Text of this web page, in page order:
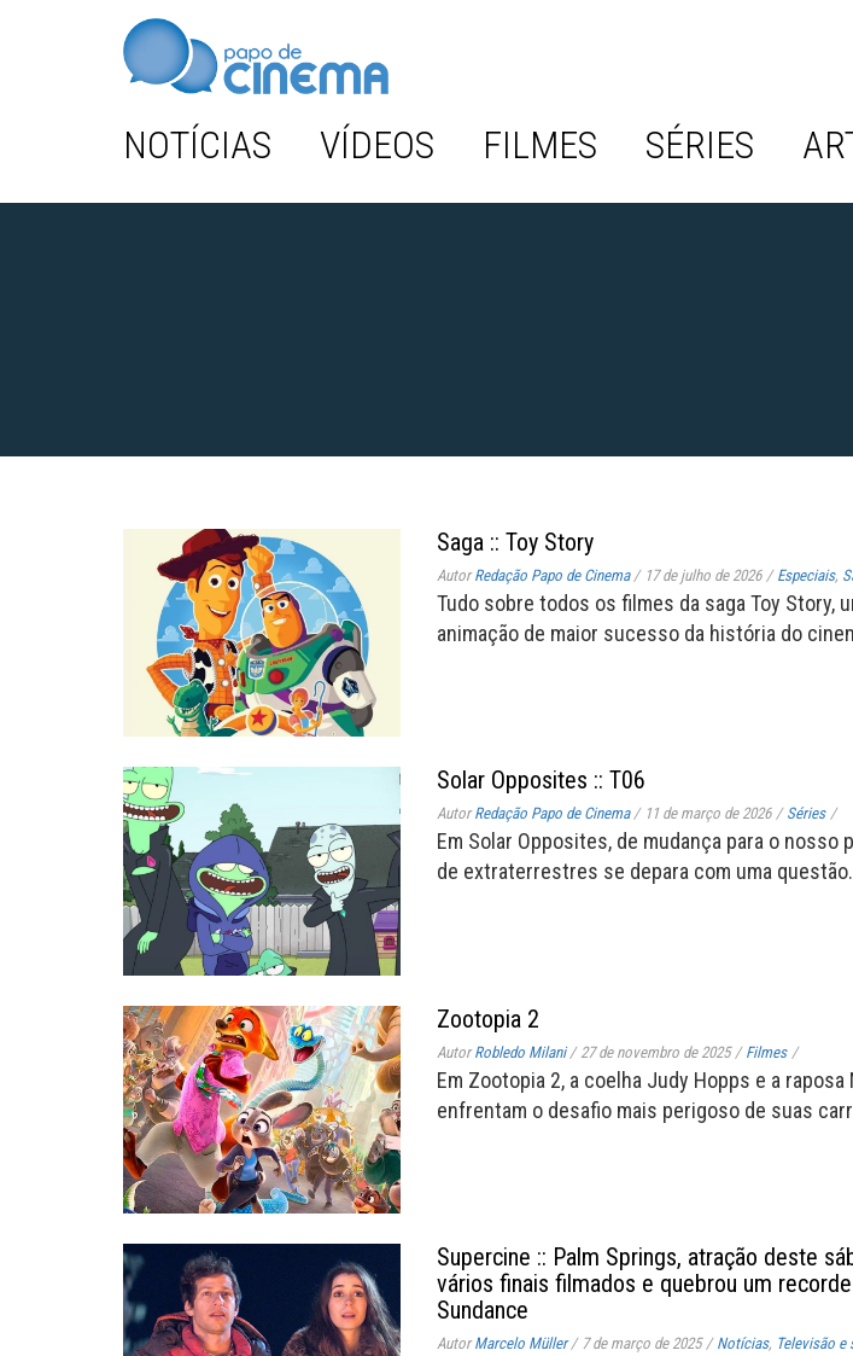
NOTÍCIAS VÍDEOS FILMES SÉRIES
Saga :: Toy Story
AutorRedação Papo de Cinema / 17 de julho de 2026 / Especiais,
Tudo sobre todos os filmes da saga Toy Story,
animação de maior sucesso da história do
Solar Opposites :: T06
AutorRedação Papo de Cinema / 11 de março de 2026 / Séries /
Em Solar Opposites, de mudança para o nosso
de extraterrestres se depara com uma questão.
Zootopia 2
AutorRobledo Milani / 27 de novembro de 2025 / Filmes /
Em Zootopia 2, a coelha Judy Hopps e a raposa
enfrentam o desafio mais perigoso de suas
Supercine :: Palm Springs, atração deste
vários finais filmados e quebrou um
Sundance
AutorMarcelo Müller / 7 de março de 2025 / Notícias, Televisão e